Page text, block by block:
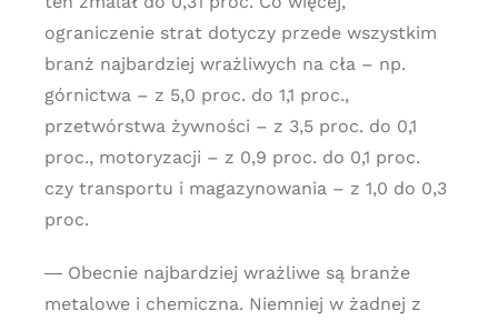
ograniczenie strat dotyczy przede wszystkim
branż najbardziej wrażliwych na cła – np.
górnictwa – z 5,0 proc. do 1,1 proc.,
przetwórstwa żywności – z 3,5 proc. do 0,1
proc., motoryzacji – z 0,9 proc. do 0,1 proc.
czy transportu i magazynowania – z 1,0 do 0,3
proc.
― Obecnie najbardziej wrażliwe są branże
metalowe i chemiczna. Niemniej w żadnej z